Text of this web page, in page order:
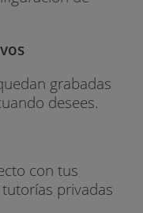
y Ciencia de
de la
una
son los
online,
tecnologías
impulsan una
de los
grabadas
desees.
con tus
privadas